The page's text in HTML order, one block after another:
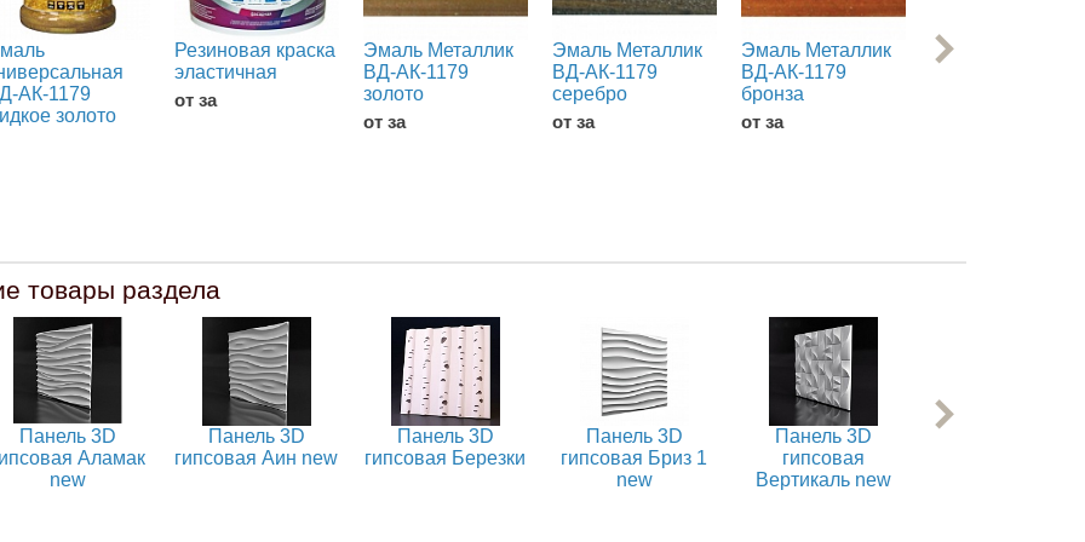
АК-1179
золото
Резиновая краска
эластичная
от за
Эмаль Металлик
ВД-АК-1179
золото
от за
Эмаль Металлик
ВД-АК-1179
серебро
от за
Эмаль Металлик
ВД-АК-1179
бронза
от за
Шпатлевка
товары раздела
Панель 3D
Аламак
new
Панель 3D
гипсовая Аин new
Панель 3D
гипсовая Березки
Панель 3D
гипсовая Бриз 1
new
Панель 3D
гипсовая
Вертикаль new